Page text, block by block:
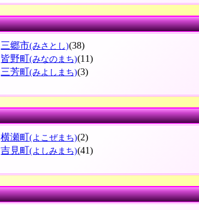
三郷市(みさとし)(38)
皆野町(みなのまち)(11)
三芳町(みよしまち)(3)
横瀬町(よこぜまち)(2)
吉見町(よしみまち)(41)